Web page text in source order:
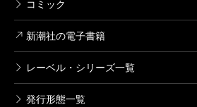
コミック
新潮社の電子書籍
レーベル・シリーズ一覧
発行形態一覧